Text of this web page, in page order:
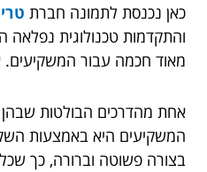
כאן נכנסת לתמונה חברת
והתקדמות טכנולוגית נפלאה
מאוד חכמה עבור
אחת מהדרכים הבולטות
המשקיעים היא באמצעות
בצורה פשוטה וברורה, כך